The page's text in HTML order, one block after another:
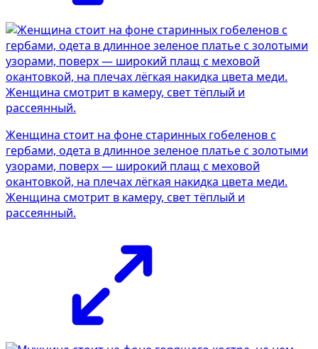
Женщина стоит на фоне старинных гобеленов с
гербами, одета в длинное зеленое платье с золотыми
узорами, поверх — широкий плащ с меховой
окантовкой, на плечах лёгкая накидка цвета меди.
Женщина смотрит в камеру, свет тёплый и
рассеянный.